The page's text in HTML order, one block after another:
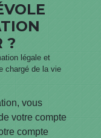
?
légale et
chargé de la vie
vous
votre compte
compte